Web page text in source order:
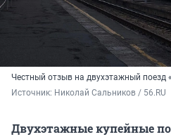
Честный отзыв на двухэтажный поезд
Источник: Николай Сальников / 56.RU
Двухэтажные купейные